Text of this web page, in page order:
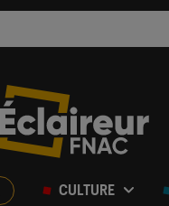
CULTURE